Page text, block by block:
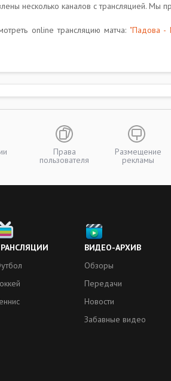
несколько каналов с трансляцией. Мы
online трансляцию матча: "Падова -
Права
пользователя
Размещение
рекламы
ВИДЕО-АРХИВ
Обзоры
Передачи
Новости
Забавные видео